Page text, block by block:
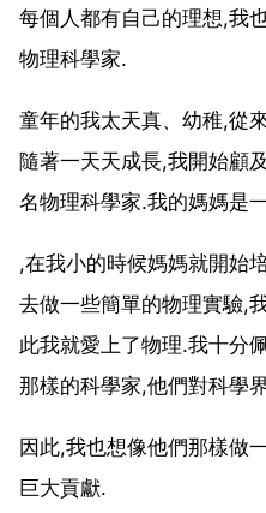
每個人都有自己的理想,我
物理科學家.
童年的我太天真、幼稚,從
隨著一天天成長,我開始顧
名物理科學家.我的媽媽是
,在我小的時候媽媽就開始
去做一些簡單的物理實驗,
此我就愛上了物理.我十分
那樣的科學家,他們對科學
因此,我也想像他們那樣做
巨大貢獻.